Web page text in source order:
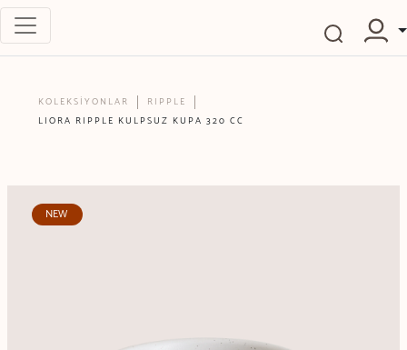
KOLEKSİYONLAR
RIPPLE
LIORA RIPPLE KULPSUZ KUPA 320 CC
NEW